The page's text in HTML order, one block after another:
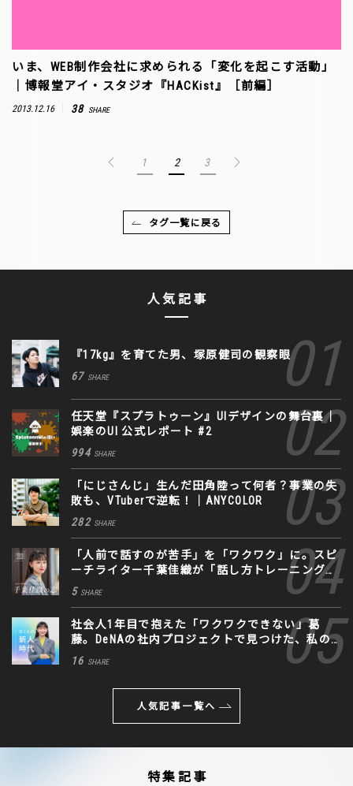
いま、WEB制作会社に求められる「変化を起こす活動」
｜博報堂アイ・スタジオ『HACKist』［前編］
2013.12.16 38 SHARE
1 2 3
タグ一覧に戻る
人気記事
『17kg』を育てた男、塚原健司の観察眼
67 SHARE
任天堂『スプラトゥーン』UIデザインの舞台裏｜
娯楽のUI 公式レポート #2
994 SHARE
「にじさんじ」生んだ田角陸って何者？事業の失
敗も、VTuberで逆転！｜ANYCOLOR
282 SHARE
「人前で話すのが苦手」を「ワクワク」に。スピ
ーチライター千葉佳織が「話し方トレーニング」
に込めた思い
5 SHARE
社会人1年目で抱えた「ワクワクできない」葛
藤。DeNAの社内プロジェクトで見つけた、私の
生きる道
16 SHARE
人気記事一覧へ
特集記事